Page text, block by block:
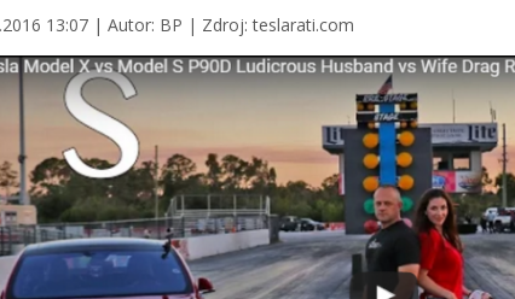
13:07 | Autor: BP | Zdroj: teslarati.com